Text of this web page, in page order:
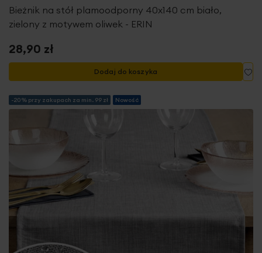
Bieżnik na stół plamoodporny 40x140 cm biało,
zielony z motywem oliwek - ERIN
28,90 zł
Dodaj do koszyka
-20% przy zakupach za min. 99 zł Nowość